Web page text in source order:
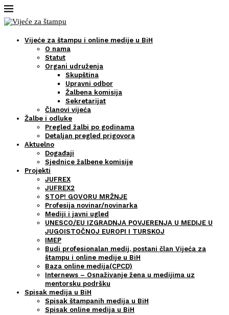
Vijeće za štampu i online medije u BiH
O nama
Statut
Organi udruženja
Skupština
Upravni odbor
Žalbena komisija
Sekretarijat
Članovi vijeća
Žalbe i odluke
Pregled žalbi po godinama
Detaljan pregled prigovora
Aktuelno
Događaji
Sjednice žalbene komisije
Projekti
JUFREX
JUFREX2
STOP! GOVORU MRŽNJE
Profesija novinar/novinarka
Mediji i javni ugled
UNESCO/EU IZGRADNJA POVJERENJA U MEDIJE U
JUGOISTOČNOJ EUROPI I TURSKOJ
IMEP
Budi profesionalan medij, postani član Vijeća za
štampu i online medije u BiH
Baza online medija(CPCD)
Internews – Osnaživanje žena u medijima uz
mentorsku podršku
Spisak medija u BiH
Spisak štampanih medija u BiH
Spisak online medija u BiH